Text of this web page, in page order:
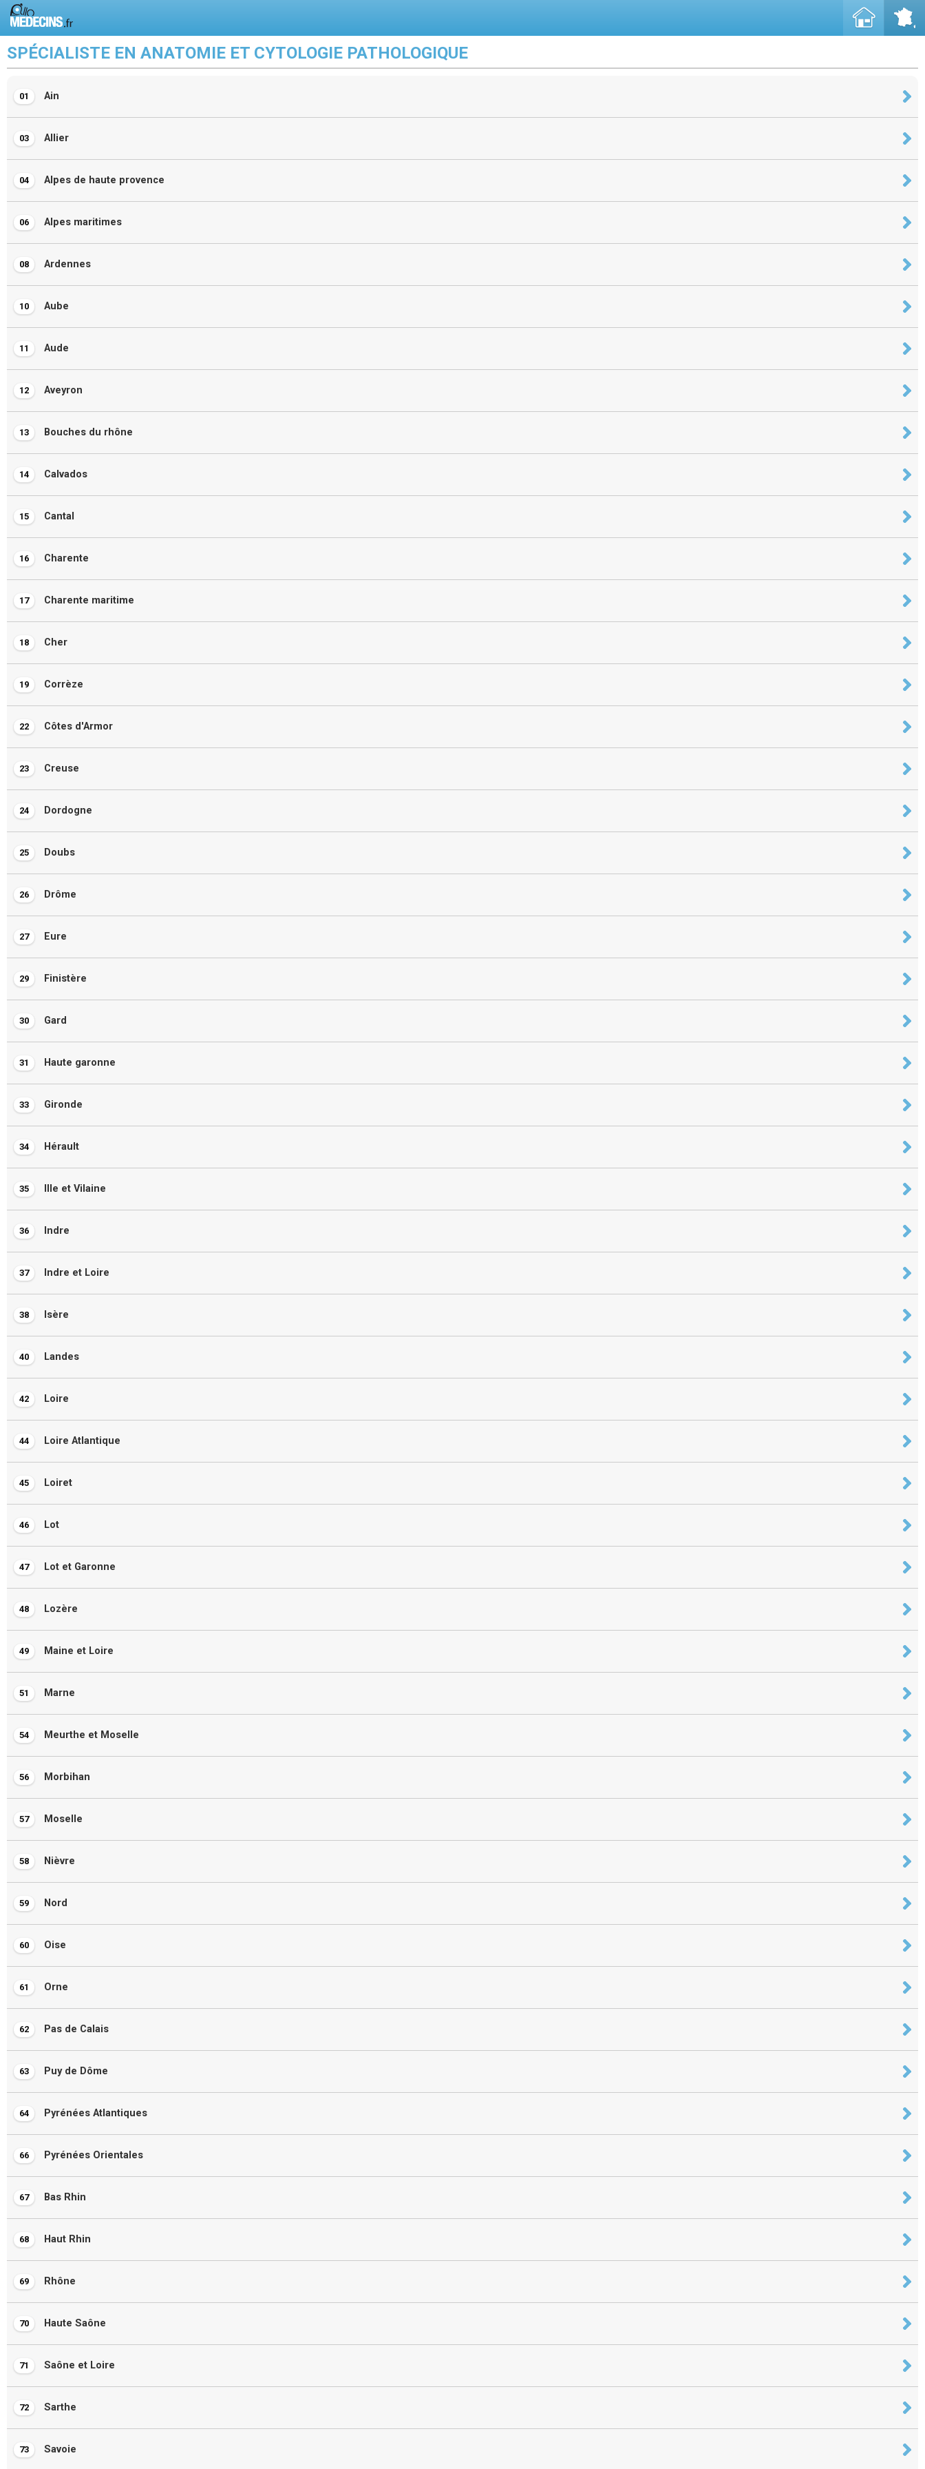
SPÉCIALISTE EN ANATOMIE ET CYTOLOGIE PATHOLOGIQUE
01 Ain
03 Allier
04 Alpes de haute provence
06 Alpes maritimes
08 Ardennes
10 Aube
11 Aude
12 Aveyron
13 Bouches du rhône
14 Calvados
15 Cantal
16 Charente
17 Charente maritime
18 Cher
19 Corrèze
22 Côtes d'Armor
23 Creuse
24 Dordogne
25 Doubs
26 Drôme
27 Eure
29 Finistère
30 Gard
31 Haute garonne
33 Gironde
34 Hérault
35 Ille et Vilaine
36 Indre
37 Indre et Loire
38 Isère
40 Landes
42 Loire
44 Loire Atlantique
45 Loiret
46 Lot
47 Lot et Garonne
48 Lozère
49 Maine et Loire
51 Marne
54 Meurthe et Moselle
56 Morbihan
57 Moselle
58 Nièvre
59 Nord
60 Oise
61 Orne
62 Pas de Calais
63 Puy de Dôme
64 Pyrénées Atlantiques
66 Pyrénées Orientales
67 Bas Rhin
68 Haut Rhin
69 Rhône
70 Haute Saône
71 Saône et Loire
72 Sarthe
73 Savoie